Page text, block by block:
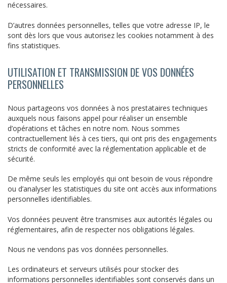
nécessaires.
D’autres données personnelles, telles que votre adresse IP, le
sont dès lors que vous autorisez les cookies notamment à des
fins statistiques.
UTILISATION ET TRANSMISSION DE VOS DONNÉES
PERSONNELLES
Nous partageons vos données à nos prestataires techniques
auxquels nous faisons appel pour réaliser un ensemble
d’opérations et tâches en notre nom. Nous sommes
contractuellement liés à ces tiers, qui ont pris des engagements
stricts de conformité avec la réglementation applicable et de
sécurité.
De même seuls les employés qui ont besoin de vous répondre
ou d’analyser les statistiques du site ont accès aux informations
personnelles identifiables.
Vos données peuvent être transmises aux autorités légales ou
réglementaires, afin de respecter nos obligations légales.
Nous ne vendons pas vos données personnelles.
Les ordinateurs et serveurs utilisés pour stocker des
informations personnelles identifiables sont conservés dans un